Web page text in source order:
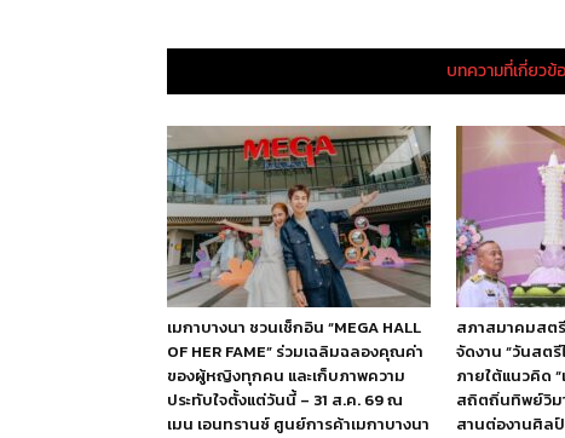
บทความที่เกี่ยวข้
เมกาบางนา ชวนเช็กอิน “MEGA HALL
OF HER FAME” ร่วมเฉลิมฉลองคุณค่า
ของผู้หญิงทุกคน และเก็บภาพความ
ประทับใจตั้งแต่วันนี้ – 31 ส.ค. 69 ณ
เมน เอนทรานซ์ ศูนย์การค้าเมกาบางนา
สภาสมาคมสต
จัดงาน “วันสตรี
ภายใต้แนวคิด
สถิตถิ่นทิพย์วิม
สานต่องานศิล